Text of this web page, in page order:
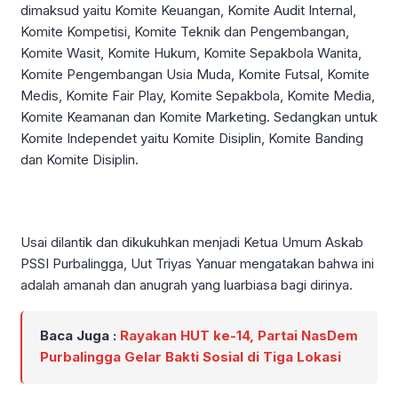
dimaksud yaitu Komite Keuangan, Komite Audit Internal,
Komite Kompetisi, Komite Teknik dan Pengembangan,
Komite Wasit, Komite Hukum, Komite Sepakbola Wanita,
Komite Pengembangan Usia Muda, Komite Futsal, Komite
Medis, Komite Fair Play, Komite Sepakbola, Komite Media,
Komite Keamanan dan Komite Marketing. Sedangkan untuk
Komite Independet yaitu Komite Disiplin, Komite Banding
dan Komite Disiplin.
Usai dilantik dan dikukuhkan menjadi Ketua Umum Askab
PSSI Purbalingga, Uut Triyas Yanuar mengatakan bahwa ini
adalah amanah dan anugrah yang luarbiasa bagi dirinya.
Baca Juga : Rayakan HUT ke-14, Partai NasDem
Purbalingga Gelar Bakti Sosial di Tiga Lokasi